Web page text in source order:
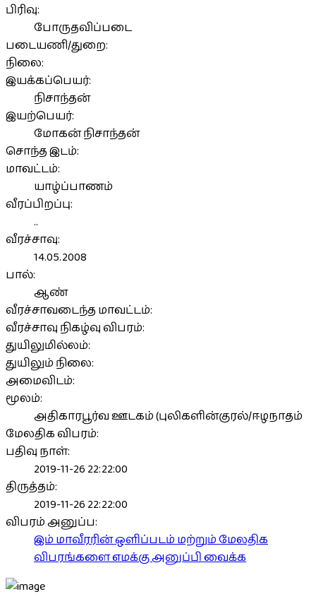
பிரிவு:
போருதவிப்படை
படையணி/துறை:
நிலை:
இயக்கப்பெயர்:
நிசாந்தன்
இயற்பெயர்:
மோகன் நிசாந்தன்
சொந்த இடம்:
மாவட்டம்:
யாழ்ப்பாணம்
வீரப்பிறப்பு:
..
வீரச்சாவு:
14.05.2008
பால்:
ஆண்
வீரச்சாவடைந்த மாவட்டம்:
வீரச்சாவு நிகழ்வு விபரம்:
துயிலுமில்லம்:
துயிலும் நிலை:
அமைவிடம்:
மூலம்:
அதிகாரபூர்வ ஊடகம் (புலிகளின்குரல்/ஈழநாதம்
மேலதிக விபரம்:
பதிவு நாள்:
2019-11-26 22:22:00
திருத்தம்:
2019-11-26 22:22:00
விபரம் அனுப்ப:
இம் மாவீரரின் ஒளிப்படம் மற்றும் மேலதிக
விபரங்களை எமக்கு அனுப்பி வைக்க